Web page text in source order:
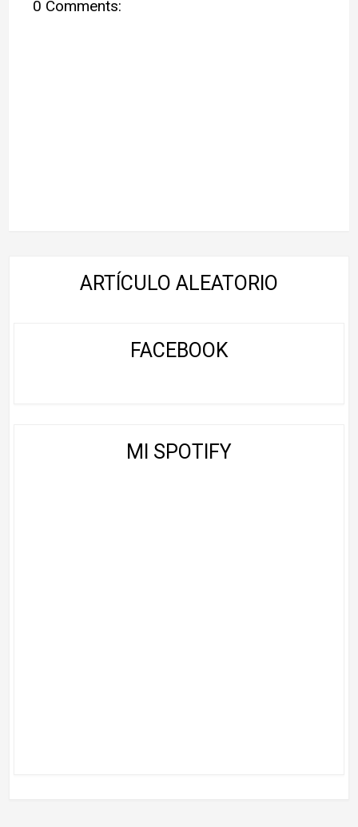
0 Comments:
ARTÍCULO ALEATORIO
FACEBOOK
MI SPOTIFY